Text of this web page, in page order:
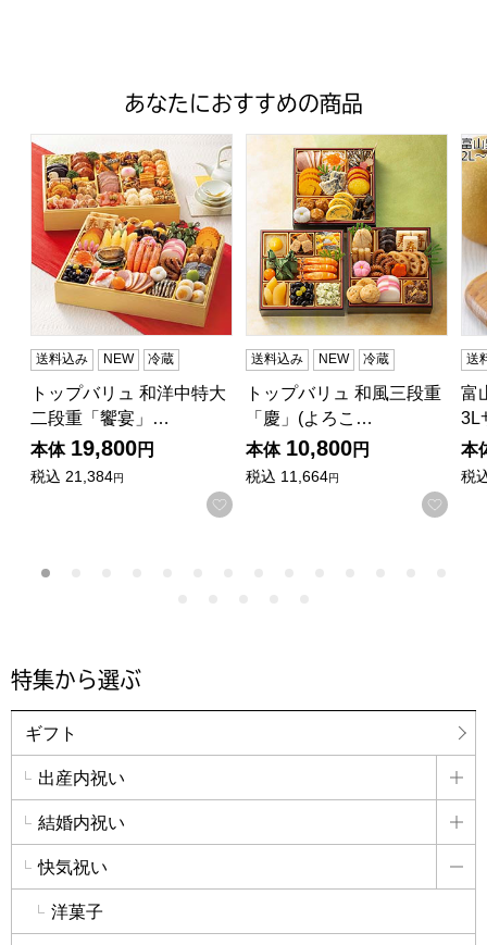
あなたにおすすめの商品
トップバリュ 和洋中特大二段重「饗宴」(きょうえん)【4
送料込み NEW 冷蔵
トップバリュ 和洋中特大
二段重「饗宴」…
本体 19,800円
税込 21,384円
お気に入りに登録する
トップバリュ 和風三段重「
送料込み NEW 冷蔵
トップバリュ 和風三段重
「慶」(よろこ…
本体 10,800円
税込 11,664円
お気
富
送
富
3L
本
税
特集から選ぶ
ギフト
出産内祝い
詳
結婚内祝い
詳
快気祝い
洋菓子